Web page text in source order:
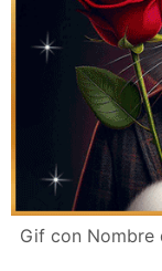
Gif con Nombre